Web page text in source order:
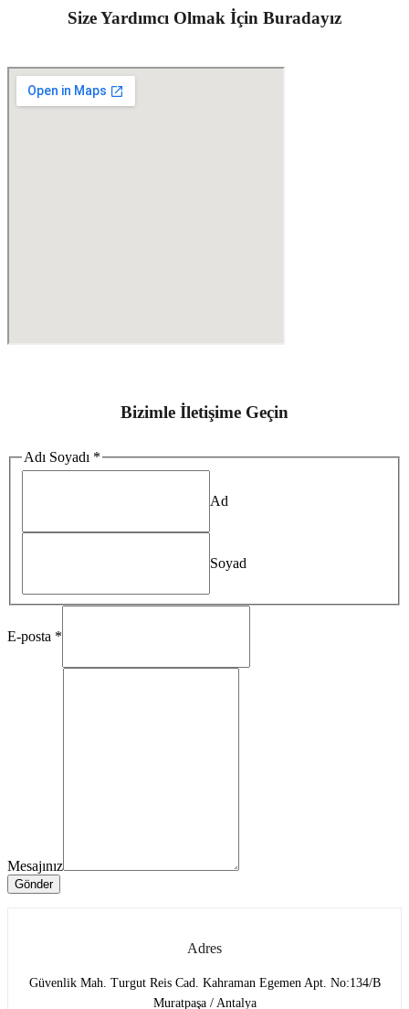
Size Yardımcı Olmak İçin Buradayız
Bizimle İletişime Geçin
Adı Soyadı *
Ad
Soyad
posta
Mesajınız
E-posta *
Mesajınız
Gönder
Adres
Güvenlik Mah. Turgut Reis Cad. Kahraman Egemen Apt. No:134/B
Muratpaşa / Antalya